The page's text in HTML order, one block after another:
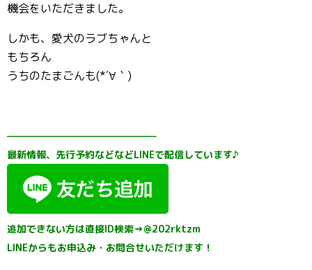
機会をいただきました。
しかも、愛犬のラブちゃんと
もちろん
うちのたまごんも(*´∀｀)
————————————————–
最新情報、先行予約などなどLINEで配信しています♪
追加できない方は直接ID検索→@202rktzm
LINEからもお申込み・お問合せいただけます！